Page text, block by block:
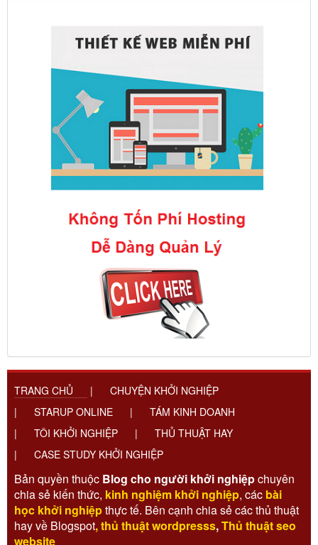
TRANG CHỦ |
CHUYỆN KHỞI NGHIỆP
|
STARUP ONLINE |
TÁM KINH DOANH
|
TÔI KHỞI NGHIỆP |
THỦ THUẬT HAY
|
CASE STUDY KHỞI NGHIỆP
Bản quyền thuộc Blog cho người khởi nghiệpchuyên
chia sẻ kiến thức, kinh nghiệm khởi nghiệp, các bài
học khởi nghiệpthực tế. Bên cạnh chia sẻ các thủ thuật
hay về Blogspot,thủ thuật wordpresss,Thủ thuật seo
website